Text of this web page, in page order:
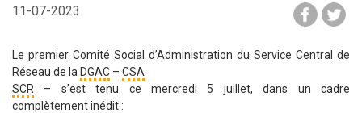
11-07-2023
Le premier Comité Social d’Administration du Service Central de
Réseau de la DGAC – CSA
SCR – s’est tenu ce mercredi 5 juillet, dans un cadre
complètement inédit :